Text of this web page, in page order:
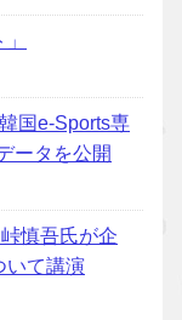
国e-Sports専
ータを公開
慎吾氏が企
いて講演